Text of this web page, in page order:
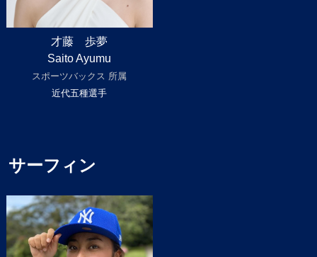
才藤 歩夢
Saito Ayumu
スポーツバックス 所属
近代五種選手
サーフィン